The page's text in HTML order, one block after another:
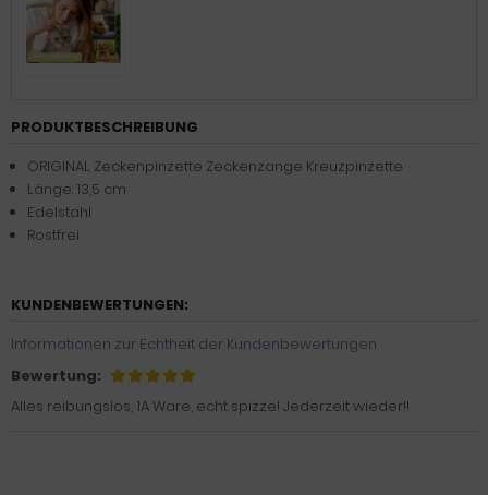
PRODUKTBESCHREIBUNG
ORIGINAL Zeckenpinzette Zeckenzange Kreuzpinzette
Länge: 13,5 cm
Edelstahl
Rostfrei
KUNDENBEWERTUNGEN:
Informationen zur Echtheit der Kundenbewertungen
Bewertung:
Alles reibungslos, 1A Ware, echt spizze! Jederzeit wieder!!